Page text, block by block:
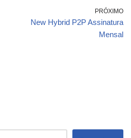
PRÓXIMO
New Hybrid P2P Assinatura
Mensal